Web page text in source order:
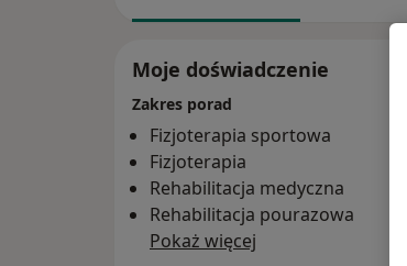
Moje doświadczenie
Zakres porad
Fizjoterapia sportowa
Fizjoterapia
Rehabilitacja medyczna
Rehabilitacja pourazowa
Pokaż więcej